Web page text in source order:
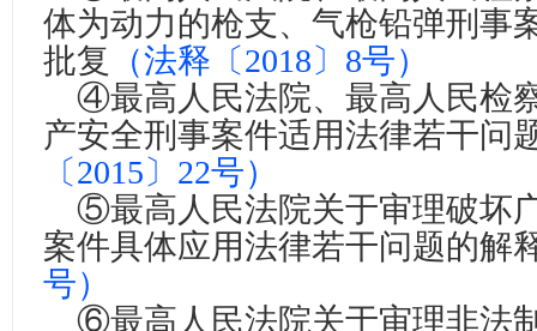
体为动力的枪支、气枪铅弹刑事
批复 （法释〔2018〕8号）
④最高人民法院、最高人民检
产安全刑事案件适用法律若干问
〔2015〕22号）
⑤最高人民法院关于审理破坏
案件具体应用法律若干问题的解
号）
⑥最高人民法院关于审理非法